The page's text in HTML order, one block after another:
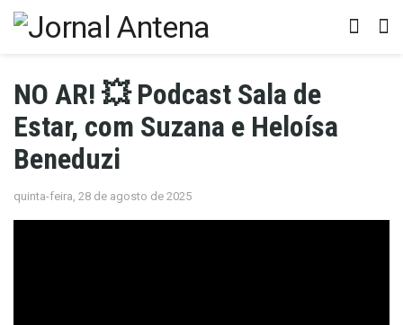
NO AR! 💥 Podcast Sala de
Estar, com Suzana e Heloísa
Beneduzi
quinta-feira, 28 de agosto de 2025